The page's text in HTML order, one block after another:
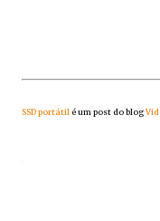
SSD portátil é um post do blog